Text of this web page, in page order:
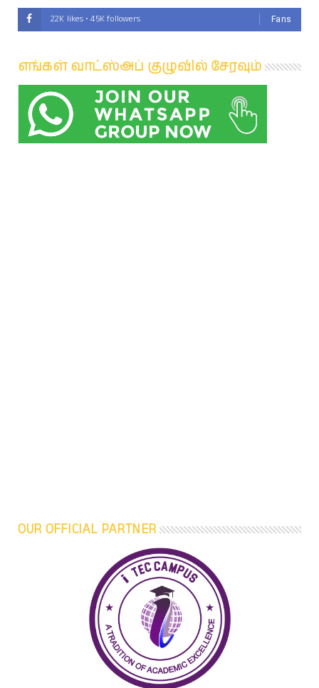
22K likes • 45K followers Fans
எங்கள் வாட்ஸ்அப் குழுவில் சேரவும்
OUR OFFICIAL PARTNER